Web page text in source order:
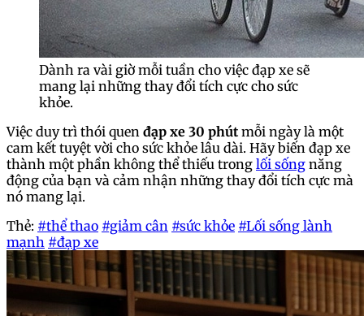
Dành ra vài giờ mỗi tuần cho việc đạp xe sẽ
mang lại những thay đổi tích cực cho sức
khỏe.
Việc duy trì thói quen đạp xe 30 phút mỗi ngày là một
cam kết tuyệt vời cho sức khỏe lâu dài. Hãy biến đạp xe
thành một phần không thể thiếu trong lối sống năng
động của bạn và cảm nhận những thay đổi tích cực mà
nó mang lại.
Thẻ: #thể thao #giảm cân #sức khỏe #Lối sống lành
mạnh #đạp xe